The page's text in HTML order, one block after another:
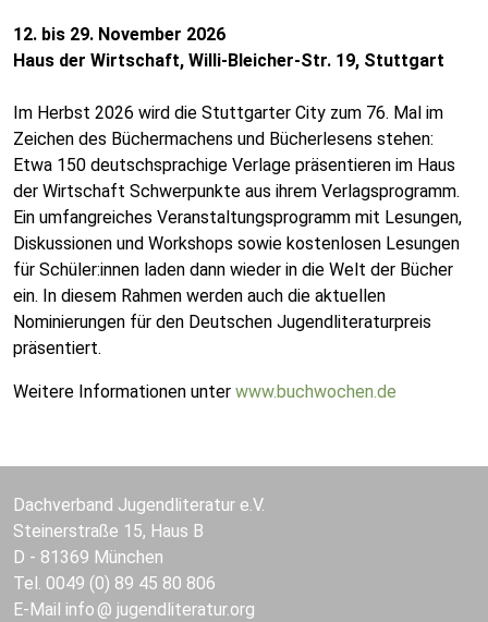
12. bis 29. November 2026
Haus der Wirtschaft, Willi-Bleicher-Str. 19, Stuttgart
Im Herbst 2026 wird die Stuttgarter City zum 76. Mal im
Zeichen des Büchermachens und Bücherlesens stehen:
Etwa 150 deutschsprachige Verlage präsentieren im Haus
der Wirtschaft Schwerpunkte aus ihrem Verlagsprogramm.
Ein umfangreiches Veranstaltungsprogramm mit Lesungen,
Diskussionen und Workshops sowie kostenlosen Lesungen
für Schüler:innen laden dann wieder in die Welt der Bücher
ein. In diesem Rahmen werden auch die aktuellen
Nominierungen für den Deutschen Jugendliteraturpreis
präsentiert.
Weitere Informationen unter www.buchwochen.de
Dachverband Jugendliteratur e.V.
Steinerstraße 15, Haus B
D - 81369 München
Tel. 0049 (0) 89 45 80 806
E-Mail info jugendliteratur.org